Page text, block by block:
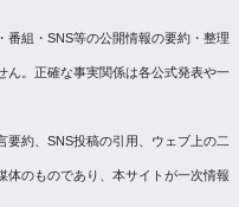
組・SNS等の公開情報の要約・整理
ん。正確な事実関係は各公式発表や一
約、SNS投稿の引用、ウェブ上の二
体のものであり、本サイトが一次情報